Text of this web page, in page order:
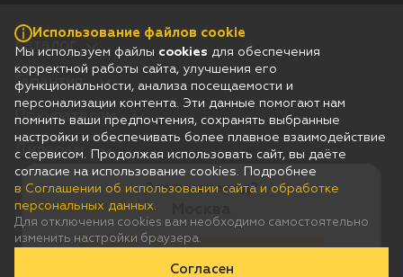
Это ваш город?
Соглашение об использовании сайта и обработке персональных
данных
Юридическая информация
Согласие на получение рассылки рекламно-информационных
материалов
Гарантия
Покупателям
Дилерам
Каталог
Использование файлов cookie
Мы используем файлы cookies для обеспечения
корректной работы сайта, улучшения его
функциональности, анализа посещаемости и
персонализации контента. Эти данные помогают нам
помнить ваши предпочтения, сохранять выбранные
настройки и обеспечивать более плавное взаимодействие
с сервисом. Продолжая использовать сайт, вы даёте
согласие на использование cookies. Подробнее
в Соглашении об использовании сайта и обработке
персональных данных.
Для отключения cookies вам необходимо самостоятельно
изменить настройки браузера.
Согласен